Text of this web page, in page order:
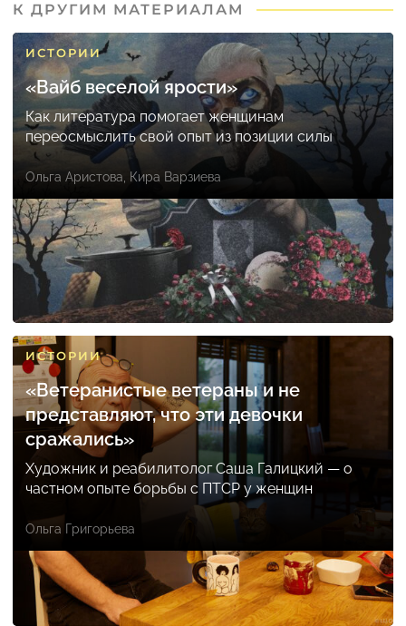
К ДРУГИМ МАТЕРИАЛАМ
ИСТОРИИ
«Вайб веселой ярости»
Как литература помогает женщинам
переосмыслить свой опыт из позиции силы
Ольга Аристова, Кира Варзиева
ИСТОРИИ
«Ветеранистые ветераны и не
представляют, что эти девочки
сражались»
Художник и реабилитолог Саша Галицкий — о
частном опыте борьбы с ПТСР у женщин
Ольга Григорьева